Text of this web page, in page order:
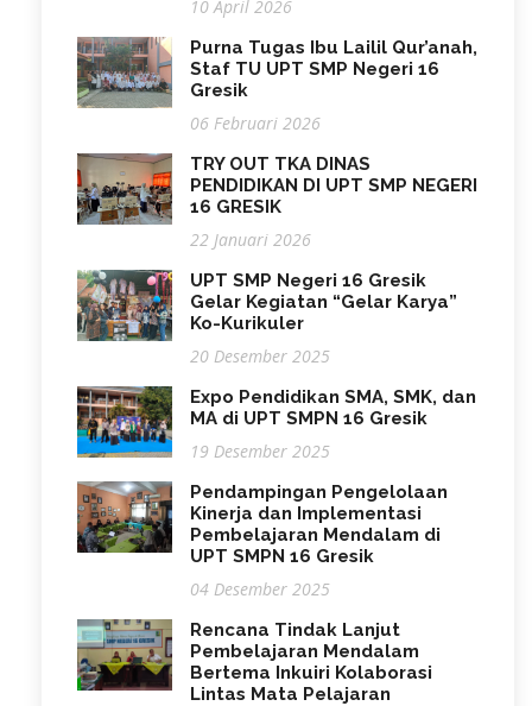
10 April 2026
Purna Tugas Ibu Lailil Qur’anah,
Staf TU UPT SMP Negeri 16
Gresik
06 Februari 2026
TRY OUT TKA DINAS
PENDIDIKAN DI UPT SMP NEGERI
16 GRESIK
22 Januari 2026
UPT SMP Negeri 16 Gresik
Gelar Kegiatan “Gelar Karya”
Ko-Kurikuler
20 Desember 2025
Expo Pendidikan SMA, SMK, dan
MA di UPT SMPN 16 Gresik
19 Desember 2025
Pendampingan Pengelolaan
Kinerja dan Implementasi
Pembelajaran Mendalam di
UPT SMPN 16 Gresik
04 Desember 2025
Rencana Tindak Lanjut
Pembelajaran Mendalam
Bertema Inkuiri Kolaborasi
Lintas Mata Pelajaran